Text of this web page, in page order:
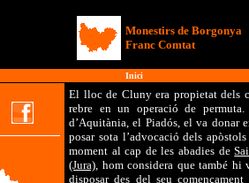
Monestirs de Borgonya
Franc Comtat
Inici
El lloc de Cluny era propietat dels
rebre en un operació de
d’Aquitània, el Piadós, el va donar
posar sota l’advocació dels
moment al cap de les abadies de
(Jura), hom considera que també hi
disposar des del seu